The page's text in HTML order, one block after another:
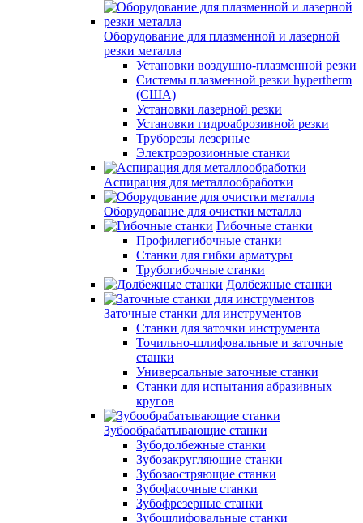
Оборудование для плазменной и лазерной
резки металла
Установки воздушно-плазменной резки
Системы плазменной резки hypertherm
(США)
Установки лазерной резки
Установки гидроаброзивной резки
Труборезы лезерные
Электроэрозионные станки
Аспирация для металлообработки
Оборудование для очистки металла
Гибочные станки
Профилегибочные станки
Станки для гибки арматуры
Трубогибочные станки
Долбежные станки
Заточные станки для инструментов
Станки для заточки инструмента
Точильно-шлифовальные и заточные
станки
Универсальные заточные станки
Станки для испытания абразивных
кругов
Зубообрабатывающие станки
Зубодолбежные станки
Зубозакругляющие станки
Зубозаостряющие станки
Зубофасочные станки
Зубофрезерные станки
Зубошлифовальные станки